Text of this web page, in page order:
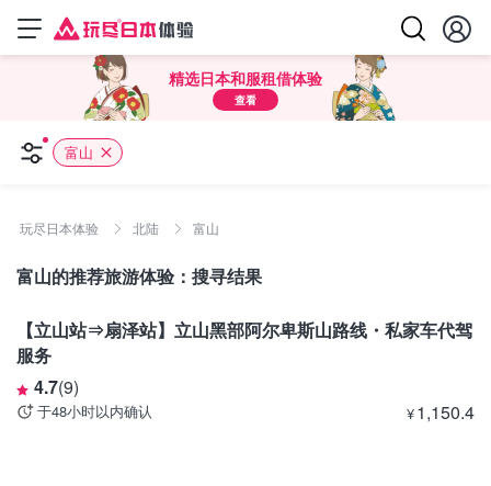
精选日本和服租借体验
查看
富山
玩尽日本体验 北陆 富山
富山的推荐旅游体验：搜寻结果
富山
【立山站⇒扇泽站】立山黑部阿尔卑斯山路线・私家车代驾
服务
4.7(9)
于48小时以内确认 ¥1,150.4